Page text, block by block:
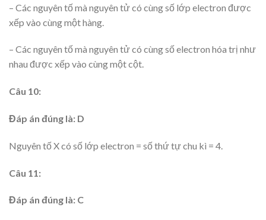
– Các nguyên tố mà nguyên tử có cùng số lớp electron được
xếp vào cùng một hàng.
– Các nguyên tố mà nguyên tử có cùng số electron hóa trị như
nhau được xếp vào cùng một cột.
Câu 10:
Đáp án đúng là: D
Nguyên tố X có số lớp electron = số thứ tự chu kì = 4.
Câu 11:
Đáp án đúng là: C